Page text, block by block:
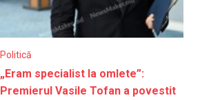
Politică
„Eram specialist la omlete”:
Premierul Vasile Tofan a povestit